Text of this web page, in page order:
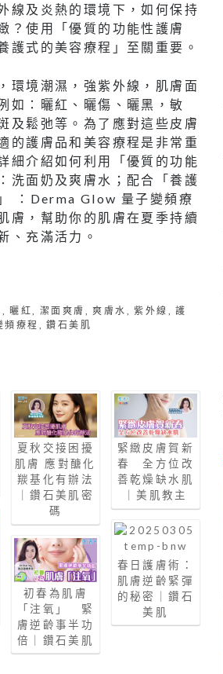
線及炎熱的環境下，如何保持
？使用「優質的功能性護膚
護式的美容療程」至關重要。
環境潮濕，強紫外線，肌膚面
如：曬紅、曬傷、曬黑，敏
及鬆弛等。為了應對這些皮膚
的護膚品和美容療程是非常重
細介紹如何利用「優質的功能
洗面奶及爽膚水；配合「養護
：Derma Glow 量子變頻療
膚，幫助你的肌膚在夏季持續
、充滿活力。
曬紅 ,潔面爽膚 ,爽膚水 ,紫外線 ,護
頻療程 ,鑽石美肌
夏秋交接困擾
肌膚 應對醣化
羰基化有辦法
｜鑽石美肌密
碼
初春為肌膚
「注氧」 緊
膚逆齡事半功
倍｜鑽石美肌
緊緻皮膚賀新
春 全方位改
善乾燥缺水肌
｜美肌教主
春日護膚術：
肌膚逆齡緊彈
的秘密｜鑽石
美肌